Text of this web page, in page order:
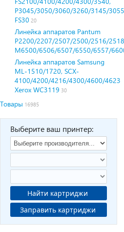
P3045/3050/3060/3260/3145/
FS30 20
Линейка аппаратов Pantum
P2200/2207/2507/2500/2516/
M6500/6506/6507/6550/6557/
Линейка аппаратов Samsung
ML-1510/1720, SCX-
4100/4200/4216/4300/4600/4623
Xerox WC3119 30
Товары 16985
Выберите ваш принтер:
Найти картриджи
Заправить картриджи